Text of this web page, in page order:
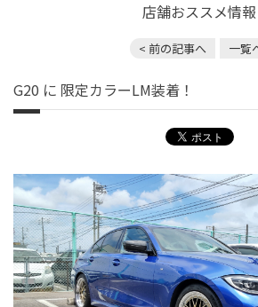
店舗おススメ情報
< 前の記事へ 一覧
G20 に 限定カラーLM装着！